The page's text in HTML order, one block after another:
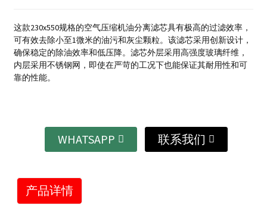
这款230x550规格的空气压缩机油分离滤芯具有极高的过滤效率，
可有效去除小至1微米的油污和灰尘颗粒。该滤芯采用创新设计，
确保稳定的除油效率和低压降。滤芯外层采用高强度玻璃纤维，
内层采用不锈钢网，即使在严苛的工况下也能保证其耐用性和可
靠的性能。
WHATSAPP 联系我们
产品详情